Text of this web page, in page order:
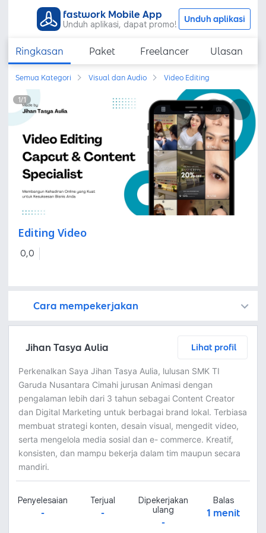
fastwork Mobile App
Unduh aplikasi, dapat promo! Unduh aplikasi
Ringkasan Paket Freelancer Ulasan
Semua Kategori Visual dan Audio Video Editing
1/1
Editing Video
0,0
Cara mempekerjakan
Jihan Tasya Aulia Lihat profil
Perkenalkan Saya Jihan Tasya Aulia, lulusan SMK TI
Garuda Nusantara Cimahi jurusan Animasi dengan
pengalaman lebih dari 3 tahun sebagai Content Creator
dan Digital Marketing untuk berbagai brand lokal. Terbiasa
membuat strategi konten, desain visual, mengedit video,
serta mengelola media sosial dan e- commerce. Kreatif,
konsisten, dan mampu bekerja dalam tim maupun secara
mandiri.
Penyelesaian
-
Terjual
-
Dipekerjakan
ulang
-
Balas
1 menit